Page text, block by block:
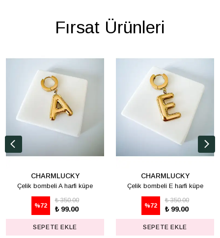
Fırsat Ürünleri
CHARMLUCKY
Çelik bombeli A harfi küpe
%72
₺ 350.00
₺ 99.00
SEPETE EKLE
CHARMLUCKY
Çelik bombeli E harfi küpe
%72
₺ 350.00
₺ 99.00
SEPETE EKLE